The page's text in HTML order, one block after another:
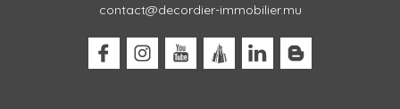
contact@decordier-immobilier.mu